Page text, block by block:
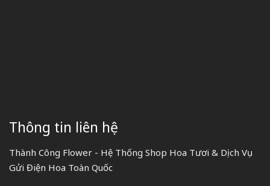
Thông tin liên hệ
Thành Công Flower - Hệ Thống Shop Hoa Tươi & Dịch Vụ
Gửi Điện Hoa Toàn Quốc